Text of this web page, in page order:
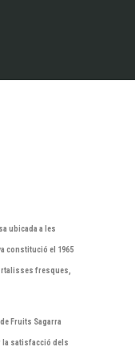
ubicada a les
constitució el 1965
fresques,
Fruits Sagarra
la satisfacció dels